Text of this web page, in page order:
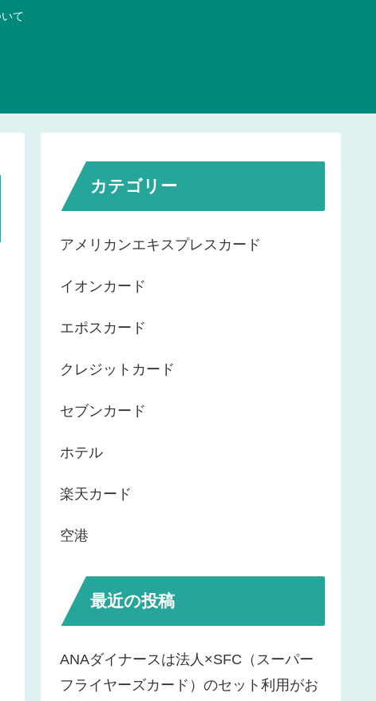
て
カテゴリー
アメリカンエキスプレスカード
イオンカード
エポスカード
クレジットカード
セブンカード
ホテル
楽天カード
空港
最近の投稿
ANAダイナースは法人×SFC（スーパー
フライヤーズカード）のセット利用がお